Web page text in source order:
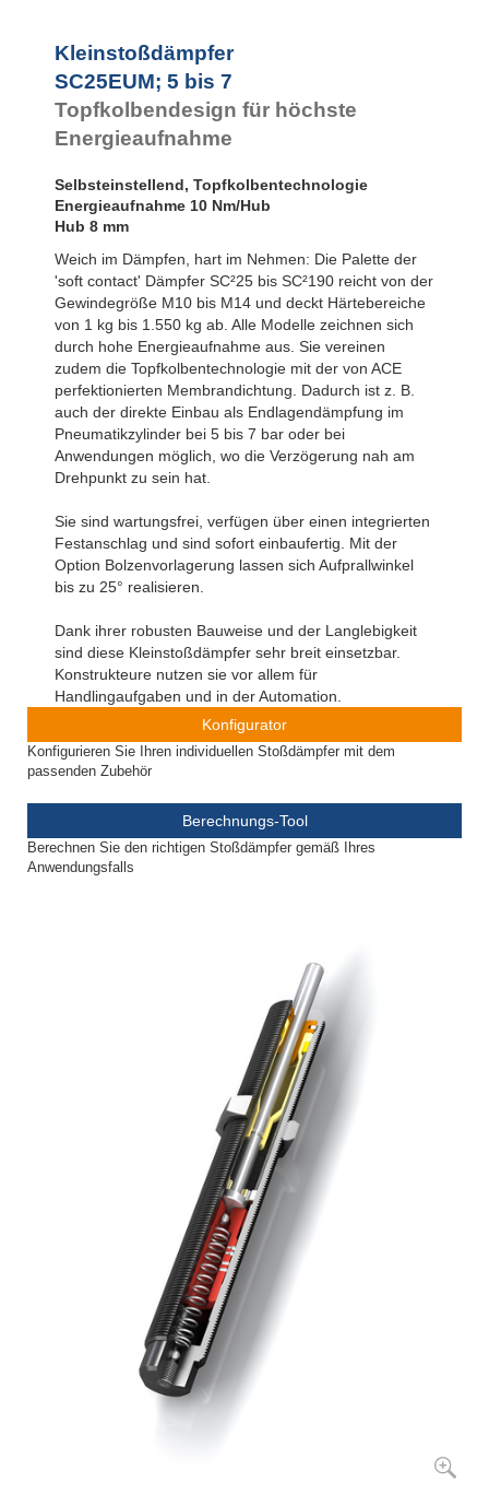
SC²190
SC²650
MA30 bis MA900
PET20 bis
PET27
Kleinstoßdämpfer
SC25EUM; 5 bis 7
Topfkolbendesign für höchste
Energieaufnahme
Selbsteinstellend, Topfkolbentechnologie
Energieaufnahme 10 Nm/Hub
Hub 8 mm
Weich im Dämpfen, hart im Nehmen: Die Palette der
'soft contact' Dämpfer SC²25 bis SC²190 reicht von der
Gewindegröße M10 bis M14 und deckt Härtebereiche
von 1 kg bis 1.550 kg ab. Alle Modelle zeichnen sich
durch hohe Energieaufnahme aus. Sie vereinen
zudem die Topfkolbentechnologie mit der von ACE
perfektionierten Membrandichtung. Dadurch ist z. B.
auch der direkte Einbau als Endlagendämpfung im
Pneumatikzylinder bei 5 bis 7 bar oder bei
Anwendungen möglich, wo die Verzögerung nah am
Drehpunkt zu sein hat.
Sie sind wartungsfrei, verfügen über einen integrierten
Festanschlag und sind sofort einbaufertig. Mit der
Option Bolzenvorlagerung lassen sich Aufprallwinkel
bis zu 25° realisieren.
Dank ihrer robusten Bauweise und der Langlebigkeit
sind diese Kleinstoßdämpfer sehr breit einsetzbar.
Konstrukteure nutzen sie vor allem für
Handlingaufgaben und in der Automation.
Konfigurator
Konfigurieren Sie Ihren individuellen Stoßdämpfer mit dem
passenden Zubehör
Berechnungs-Tool
Berechnen Sie den richtigen Stoßdämpfer gemäß Ihres
Anwendungsfalls